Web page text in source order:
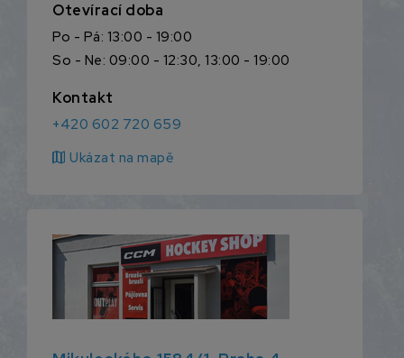
Otevírací doba
Po - Pá: 13:00 - 19:00
So - Ne: 09:00 - 12:30, 13:00 - 19:00
Kontakt
+420 602 720 659
map Ukázat na mapě